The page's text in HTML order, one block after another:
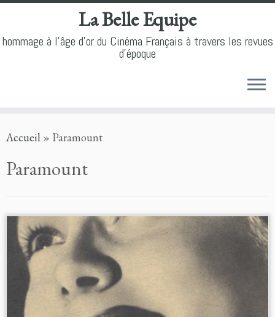
to
La Belle Equipe
hommage à l'âge d'or du Cinéma Français à travers les revues
d'époque
Accueil » Paramount
Paramount